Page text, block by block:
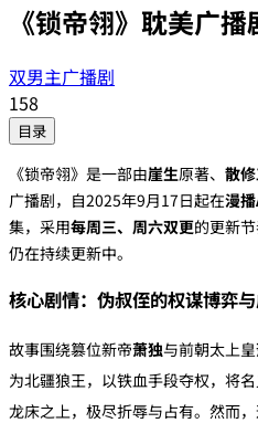
《锁帝翎》耽美广
双男主广播剧
158
目录
《锁帝翎》是一部由‌崖生‌原著、‌ 散
广播剧，自2025年9月17日起在‌漫
集，采用‌每周三、周六双更的更新
仍在持续更新中。
核心剧情：伪叔侄的权谋博弈
故事围绕篡位新帝‌萧独‌与前朝太上皇‌
为北疆狼王，以铁血手段夺权，将
龙床之上，极尽折辱与占有。然而